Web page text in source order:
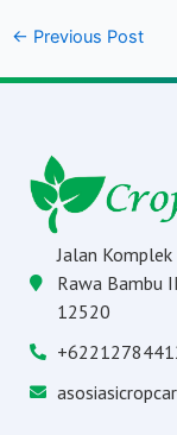
← Previous Post
Jalan
Rawa Bambu
12520